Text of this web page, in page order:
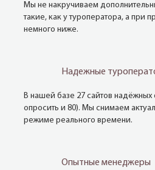
Мы не накручиваем
такие, как у туроператора, а при
немного ниже.
Надежные
В нашей базе 27 сайтов
опросить и 80). Мы снимаем
режиме реального времени.
Опытные менеджеры